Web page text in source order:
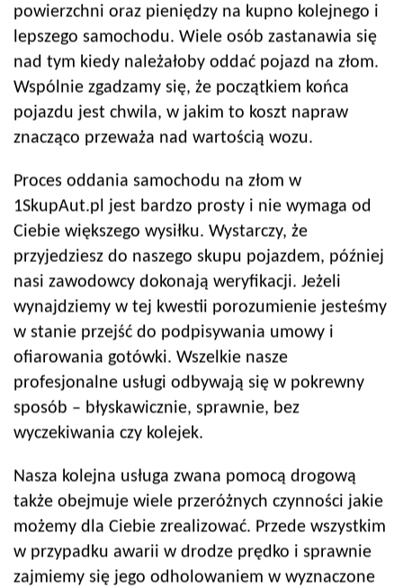
powierzchni oraz pieniędzy na kupno kolejnego i
lepszego samochodu. Wiele osób zastanawia się
nad tym kiedy należałoby oddać pojazd na złom.
Wspólnie zgadzamy się, że początkiem końca
pojazdu jest chwila, w jakim to koszt napraw
znacząco przeważa nad wartością wozu.
Proces oddania samochodu na złom w
1SkupAut.pl jest bardzo prosty i nie wymaga od
Ciebie większego wysiłku. Wystarczy, że
przyjedziesz do naszego skupu pojazdem, później
nasi zawodowcy dokonają weryfikacji. Jeżeli
wynajdziemy w tej kwestii porozumienie jesteśmy
w stanie przejść do podpisywania umowy i
ofiarowania gotówki. Wszelkie nasze
profesjonalne usługi odbywają się w pokrewny
sposób – błyskawicznie, sprawnie, bez
wyczekiwania czy kolejek.
Nasza kolejna usługa zwana pomocą drogową
także obejmuje wiele przeróżnych czynności jakie
możemy dla Ciebie zrealizować. Przede wszystkim
w przypadku awarii w drodze prędko i sprawnie
zajmiemy się jego odholowaniem w wyznaczone